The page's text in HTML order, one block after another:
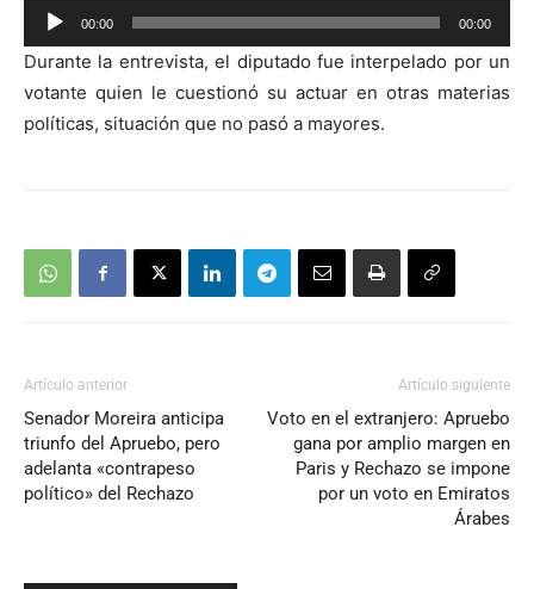
Reproductor
de
audio
00:00 00:00
Durante la entrevista, el diputado fue interpelado por un
votante quien le cuestionó su actuar en otras materias
políticas, situación que no pasó a mayores.
Artículo anterior
Senador Moreira anticipa
triunfo del Apruebo, pero
adelanta «contrapeso
político» del Rechazo
Artículo siguiente
Voto en el extranjero: Apruebo
gana por amplio margen en
Paris y Rechazo se impone
por un voto en Emiratos
Árabes